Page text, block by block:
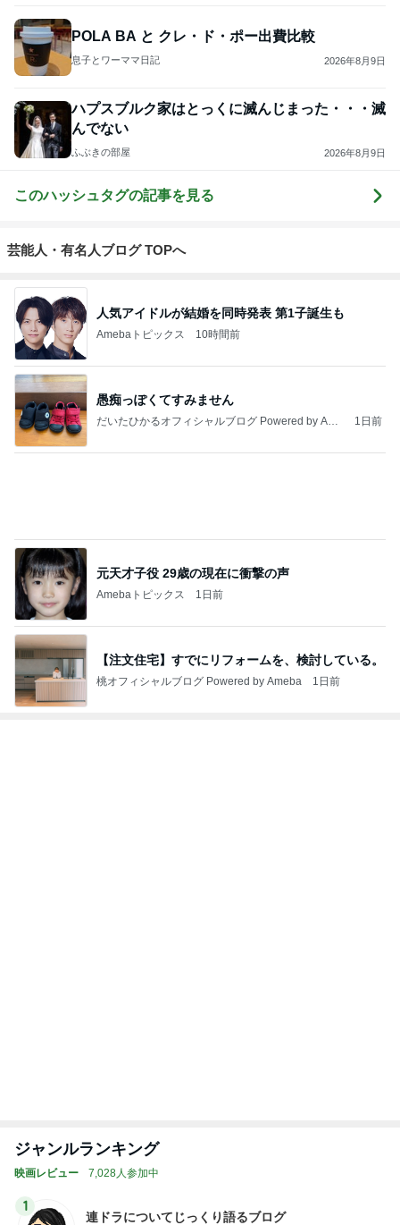
POLA BA と クレ・ド・ポー出費比較
息子とワーママ日記 2026年8月9日
ハプスブルク家はとっくに滅んじまった・・・滅
んでない
ふぶきの部屋 2026年8月9日
このハッシュタグの記事を見る
芸能人・有名人ブログ TOPへ
人気アイドルが結婚を同時発表 第1子誕生も
Amebaトピックス 10時間前
愚痴っぽくてすみません
だいたひかるオフィシャルブログ Powered by Ame
1日前
元天才子役 29歳の現在に衝撃の声
Amebaトピックス 1日前
【注文住宅】すでにリフォームを、検討している。
桃オフィシャルブログ Powered by Ameba 1日前
ジャンルランキング
映画レビュー 7,028人参加中
1
連ドラについてじっくり語るブログ